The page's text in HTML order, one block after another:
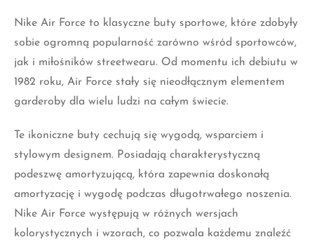
1982 roku, Air Force stały się nieodłącznym elementem
garderoby dla wielu ludzi na całym świecie.
Te ikoniczne buty cechują się wygodą, wsparciem i
stylowym designem. Posiadają charakterystyczną
amortyzację i wygodę podczas długotrwałego noszenia.
Nike Air Force występują w różnych wersjach
kolorystycznych i wzorach, co pozwala każdemu znaleźć
odpowiednią parę do swojego stylu.
Buty Nike Air Force idealnie sprawdzają się zarówno na